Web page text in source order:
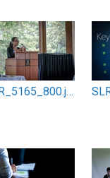
SLR_5165_800.jpg